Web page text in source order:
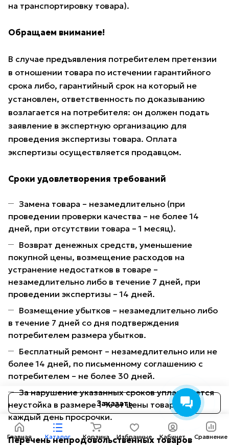
Заказать
на транспортировку товара).
Обращаем внимание!
В случае предъявления потребителем претензии
в отношении товара по истечении гарантийного
срока либо, гарантийный срок на который не
установлен, ответственность по доказыванию
возлагается на потребителя: он должен подать
заявление в экспертную организацию для
проведения экспертизы товара. Оплата
экспертизы осуществляется продавцом.
Сроки удовлетворения требований
Замена товара – незамедлительно (при
проведении проверки качества – не более 14
дней, при отсутствии товара – 1 месяц).
Возврат денежных средств, уменьшение
покупной цены, возмещение расходов на
устранение недостатков в товаре –
незамедлительно либо в течение 7 дней, при
проведении экспертизы – 14 дней.
Возмещение убытков – незамедлительно либо
в течение 7 дней со дня подтверждения
потребителем размера убытков.
Бесплатный ремонт – незамедлительно или не
более 14 дней, по письменному соглашению с
потребителем – не более 30 дней.
За нарушение указанных сроков уплачивается
неустойка в размере 1 % от цены товара за
каждый день просрочки.
Перечень непродовольственных товаров
Главная Каталог Корзина Избранные Кабинет Сравнение